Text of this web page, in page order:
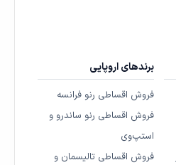
برندهای اروپایی
فروش اقساطی رنو فرانسه
فروش اقساطی رنو ساندرو و
استپ‌وی
فروش اقساطی تالیسمان و